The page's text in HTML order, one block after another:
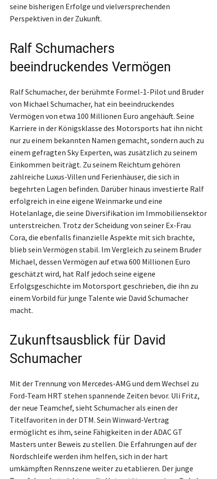
seine bisherigen Erfolge und vielversprechenden
Perspektiven in der Zukunft.
Ralf Schumachers
beeindruckendes Vermögen
Ralf Schumacher, der berühmte Formel-1-Pilot und Bruder
von Michael Schumacher, hat ein beeindruckendes
Vermögen von etwa 100 Millionen Euro angehäuft. Seine
Karriere in der Königsklasse des Motorsports hat ihn nicht
nur zu einem bekannten Namen gemacht, sondern auch zu
einem gefragten Sky Experten, was zusätzlich zu seinem
Einkommen beiträgt. Zu seinem Reichtum gehören
zahlreiche Luxus-Villen und Ferienhäuser, die sich in
begehrten Lagen befinden. Darüber hinaus investierte Ralf
erfolgreich in eine eigene Weinmarke und eine
Hotelanlage, die seine Diversifikation im Immobiliensektor
unterstreichen. Trotz der Scheidung von seiner Ex-Frau
Cora, die ebenfalls finanzielle Aspekte mit sich brachte,
blieb sein Vermögen stabil. Im Vergleich zu seinem Bruder
Michael, dessen Vermögen auf etwa 600 Millionen Euro
geschätzt wird, hat Ralf jedoch seine eigene
Erfolgsgeschichte im Motorsport geschrieben, die ihn zu
einem Vorbild für junge Talente wie David Schumacher
macht.
Zukunftsausblick für David
Schumacher
Mit der Trennung von Mercedes-AMG und dem Wechsel zu
Ford-Team HRT stehen spannende Zeiten bevor. Uli Fritz,
der neue Teamchef, sieht Schumacher als einen der
Titelfavoriten in der DTM. Sein Winward-Vertrag
ermöglicht es ihm, seine Fähigkeiten in der ADAC GT
Masters unter Beweis zu stellen. Die Erfahrungen auf der
Nordschleife werden ihm helfen, sich in der hart
umkämpften Rennszene weiter zu etablieren. Der junge